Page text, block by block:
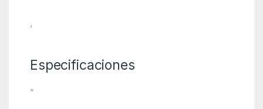
‘
Especificaciones
”